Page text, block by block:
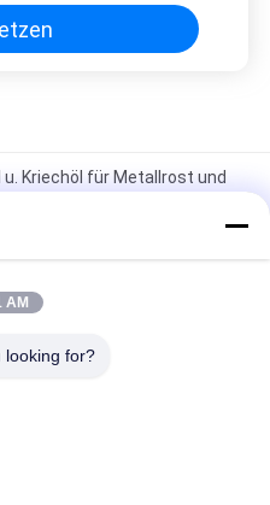
Kriechöl für Metallrost und
für die Lieferung des
Filmes
für das Halten des Rollen-
AM
looking for?